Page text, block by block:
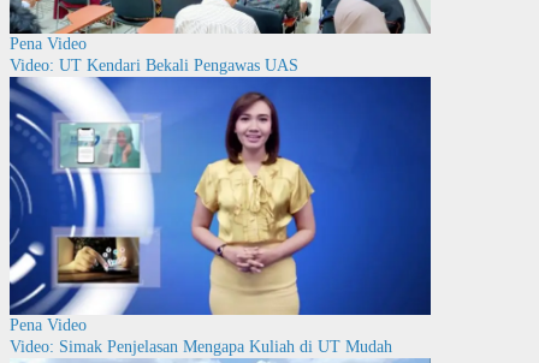
Pena Video
Video: UT Kendari Bekali Pengawas UAS
Pena Video
Video: Simak Penjelasan Mengapa Kuliah di UT Mudah